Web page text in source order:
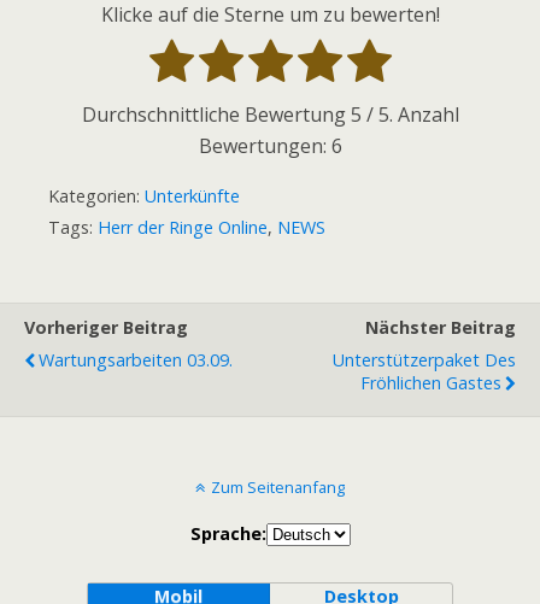
Klicke auf die Sterne um zu bewerten!
Durchschnittliche Bewertung5 / 5. Anzahl
Bewertungen: 6
Kategorien: Unterkünfte
Tags: Herr der Ringe Online, NEWS
Vorheriger Beitrag
Wartungsarbeiten 03.09.
Nächster Beitrag
Unterstützerpaket Des
Fröhlichen Gastes
Zum Seitenanfang
Sprache:
Mobil Desktop